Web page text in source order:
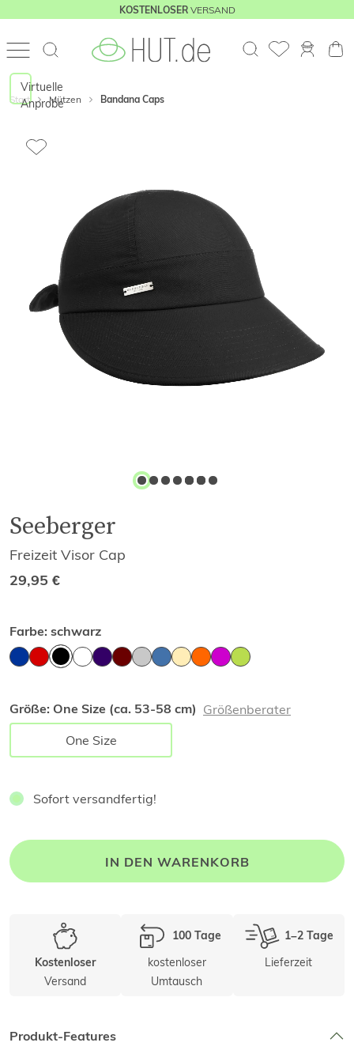
KOSTENLOSERVERSAND
Start Mützen Bandana Caps
Virtuelle
Anprobe
Seeberger
Freizeit Visor Cap
29,95 €
Farbe: schwarz
Größe: One Size (ca. 53-58 cm) Größenberater
One Size
Sofort versandfertig!
IN DEN WARENKORB
Kostenloser
Versand
100 Tage
kostenloser
Umtausch
1–2 Tage
Lieferzeit
Produkt-Features